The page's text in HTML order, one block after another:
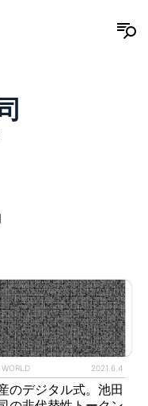
WORLD 2021.6.4
のデジタル式。池田